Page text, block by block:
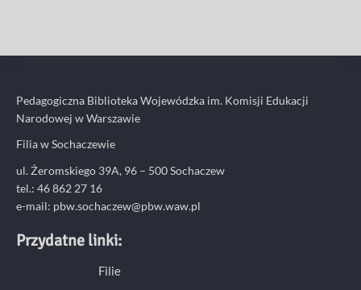
Pedagogiczna Biblioteka Wojewódzka im. Komisji Edukacji
Narodowej w Warszawie
Filia w Sochaczewie
ul. Żeromskiego 39A, 96 – 500 Sochaczew
tel.: 46 862 27 16
e-mail: pbw.sochaczew@pbw.waw.pl
Przydatne linki:
Filie